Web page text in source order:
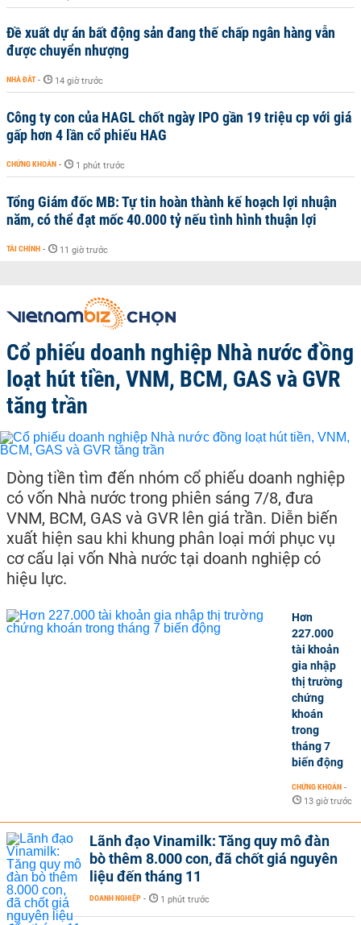
Đề xuất dự án bất động sản đang thế chấp ngân hàng vẫn
được chuyển nhượng
NHÀ ĐẤT - 14 giờ trước
Công ty con của HAGL chốt ngày IPO gần 19 triệu cp với giá
gấp hơn 4 lần cổ phiếu HAG
CHỨNG KHOÁN - 1 phút trước
Tổng Giám đốc MB: Tự tin hoàn thành kế hoạch lợi nhuận
năm, có thể đạt mốc 40.000 tỷ nếu tình hình thuận lợi
TÀI CHÍNH - 11 giờ trước
Cổ phiếu doanh nghiệp Nhà nước đồng
loạt hút tiền, VNM, BCM, GAS và GVR
tăng trần
Dòng tiền tìm đến nhóm cổ phiếu doanh nghiệp
có vốn Nhà nước trong phiên sáng 7/8, đưa
VNM, BCM, GAS và GVR lên giá trần. Diễn biến
xuất hiện sau khi khung phân loại mới phục vụ
cơ cấu lại vốn Nhà nước tại doanh nghiệp có
hiệu lực.
Hơn
227.000
tài khoản
gia nhập
thị trường
chứng
khoán
trong
tháng 7
biến động
CHỨNG KHOÁN -
13 giờ trước
Lãnh đạo Vinamilk: Tăng quy mô đàn
bò thêm 8.000 con, đã chốt giá nguyên
liệu đến tháng 11
DOANH NGHIỆP - 1 phút trước